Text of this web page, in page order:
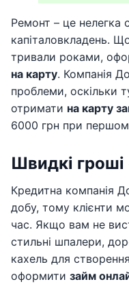
Ремонт – це нелегка
капіталовкладень.
тривали роками,
на карту. Компанія
проблеми, оскільки
отримати на карту
6000 грн при
Швидкі гроші
Кредитна компанія
добу, тому клієнти
час. Якщо вам не
стильні шпалери,
кахель для
оформити займ